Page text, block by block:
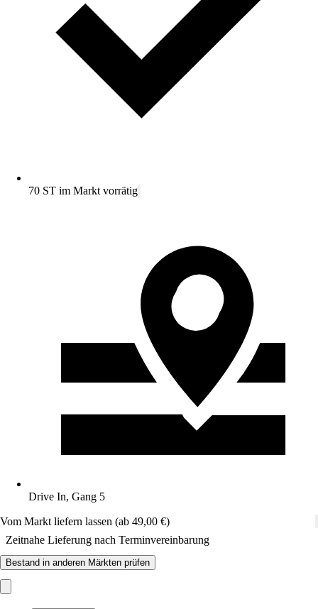
70 ST im Markt vorrätig
Drive In, Gang 5
Vom Markt liefern lassen (ab 49,00 €)
Zeitnahe Lieferung nach Terminvereinbarung
Bestand in anderen Märkten prüfen